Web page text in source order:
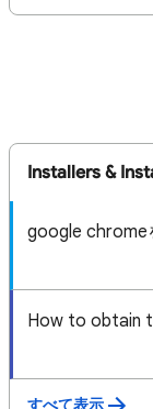
Installers &
google chrome
How to obtain
すべて表示